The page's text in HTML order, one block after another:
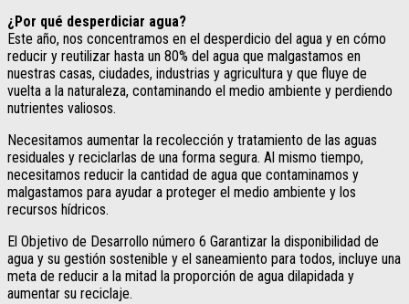
¿Por qué desperdiciar agua?
Este año, nos concentramos en el desperdicio del agua y en cómo
reducir y reutilizar hasta un 80% del agua que malgastamos en
nuestras casas, ciudades, industrias y agricultura y que fluye de
vuelta a la naturaleza, contaminando el medio ambiente y perdiendo
nutrientes valiosos.
Necesitamos aumentar la recolección y tratamiento de las aguas
residuales y reciclarlas de una forma segura. Al mismo tiempo,
necesitamos reducir la cantidad de agua que contaminamos y
malgastamos para ayudar a proteger el medio ambiente y los
recursos hídricos.
El Objetivo de Desarrollo número 6 Garantizar la disponibilidad de
agua y su gestión sostenible y el saneamiento para todos, incluye una
meta de reducir a la mitad la proporción de agua dilapidada y
aumentar su reciclaje.